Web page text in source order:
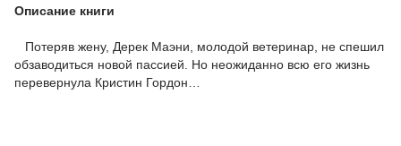
Описание книги
Потеряв жену, Дерек Маэни, молодой ветеринар, не спешил
обзаводиться новой пассией. Но неожиданно всю его жизнь
перевернула Кристин Гордон…